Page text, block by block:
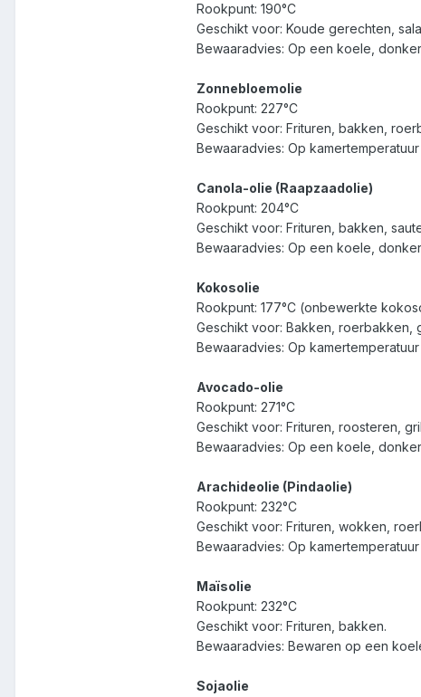
Rookpunt: 190°C
Geschikt voor: Koude gerechten,
Bewaaradvies: Op een koele,
Zonnebloemolie
Rookpunt: 227°C
Geschikt voor: Frituren, bakken,
Bewaaradvies: Op
Canola-olie (Raapzaadolie)
Rookpunt: 204°C
Geschikt voor: Frituren, bakken,
Bewaaradvies: Op een koele,
Kokosolie
Rookpunt: 177°C (onbewerkte
Geschikt voor: Bakken, roerbakken,
Bewaaradvies: Op
Avocado-olie
Rookpunt: 271°C
Geschikt voor: Frituren, roosteren,
Bewaaradvies: Op een koele,
Arachideolie (Pindaolie)
Rookpunt: 232°C
Geschikt voor: Frituren, wokken,
Bewaaradvies: Op
Maïsolie
Rookpunt: 232°C
Geschikt voor: Frituren, bakken.
Bewaaradvies: Bewaren op een
Sojaolie